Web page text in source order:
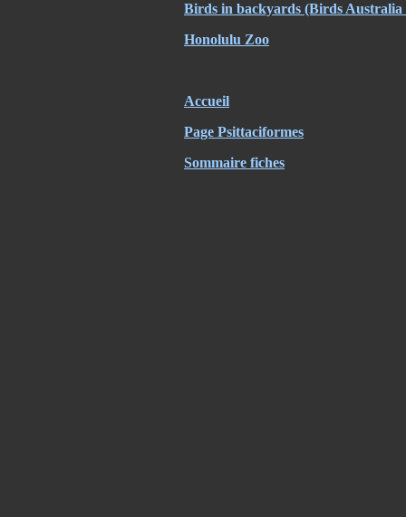
Birds in backyards (Birds Australia
Honolulu Zoo
Accueil
Page Psittaciformes
Sommaire fiches